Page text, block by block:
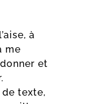
à
me
et
texte,